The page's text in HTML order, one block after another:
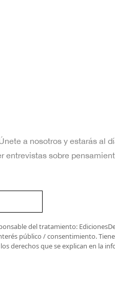
a nosotros y estarás al
entrevistas sobre
del tratamiento:
público / consentimiento.
derechos que se explican en la